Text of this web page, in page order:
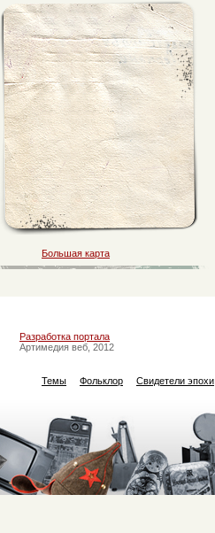
Большая карта
Разработка портала
Артимедия веб, 2012
Темы Фольклор Свидетели эпохи